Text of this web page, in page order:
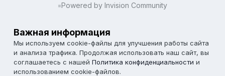
=Powered by Invision Community
Важная информация
Мы используем cookie-файлы для улучшения работы сайта
и анализа трафика. Продолжая использовать наш сайт, вы
соглашаетесь с нашей Политика конфиденциальности и
использованием cookie-файлов.